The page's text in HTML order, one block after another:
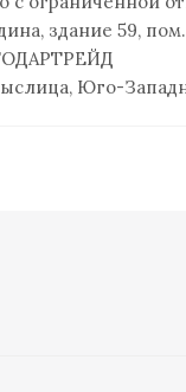
здание 59, пом.
Юго-